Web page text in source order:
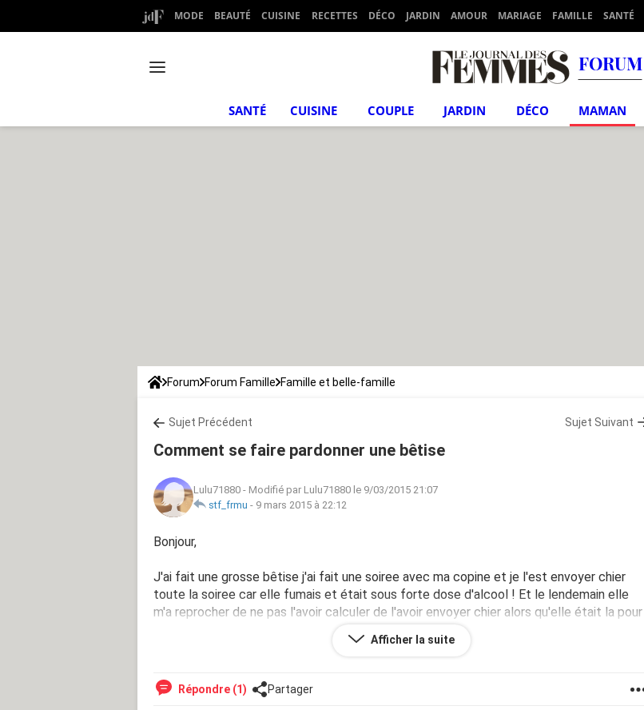
MODE BEAUTÉ CUISINE RECETTES DÉCO JARDIN AMOUR MARIAGE FAMILLE SANTÉ
FORUM
SANTÉ CUISINE COUPLE JARDIN DÉCO MAMAN
Forum Forum Famille Famille et belle-famille
Sujet Précédent Sujet Suivant
Comment se faire pardonner une bêtise
Lulu71880 - Modifié par Lulu71880 le 9/03/2015 21:07
stf_frmu - 9 mars 2015 à 22:12
Bonjour,
J'ai fait une grosse bêtise j'ai fait une soiree avec ma copine et je l'est envoyer chier
toute la soiree car elle fumais et était sous forte dose d'alcool ! Et le lendemain elle
m'a reprocher de ne pas l'avoir calculer de l'avoir envoyer chier alors qu'elle était la pour
Afficher la suite
Répondre (1) Partager